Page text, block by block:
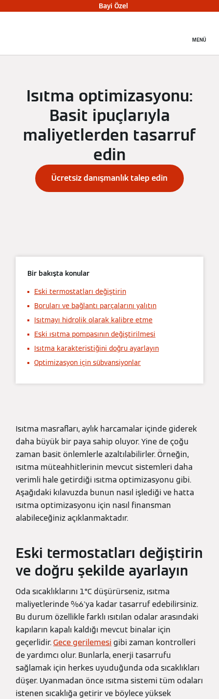
Bayi Özel
MENÜ
Isıtma optimizasyonu:
Basit ipuçlarıyla
maliyetlerden tasarruf
edin
Ücretsiz danışmanlık talep edin
Bir bakışta konular
Eski termostatları değiştirin
Boruları ve bağlantı parçalarını yalıtın
Isıtmayı hidrolik olarak kalibre etme
Eski ısıtma pompasının değiştirilmesi
Isıtma karakteristiğini doğru ayarlayın
Optimizasyon için sübvansiyonlar
Isıtma masrafları, aylık harcamalar içinde giderek
daha büyük bir paya sahip oluyor. Yine de çoğu
zaman basit önlemlerle azaltılabilirler. Örneğin,
ısıtma müteahhitlerinin mevcut sistemleri daha
verimli hale getirdiği ısıtma optimizasyonu gibi.
Aşağıdaki kılavuzda bunun nasıl işlediği ve hatta
ısıtma optimizasyonu için nasıl finansman
alabileceğiniz açıklanmaktadır.
Eski termostatları değiştirin
ve doğru şekilde ayarlayın
Oda sıcaklıklarını 1°C düşürürseniz, ısıtma
maliyetlerinde %6'ya kadar tasarruf edebilirsiniz.
Bu durum özellikle farklı ısıtılan odalar arasındaki
kapıların kapalı kaldığı mevcut binalar için
geçerlidir.Gece gerilemesi gibi zaman kontrolleri
de yardımcı olur. Bunlarla, enerji tasarrufu
sağlamak için herkes uyuduğunda oda sıcaklıkları
düşer. Uyanmadan önce ısıtma sistemi tüm odaları
istenen sıcaklığa getirir ve böylece yüksek